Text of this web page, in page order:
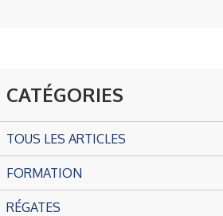
CATÉGORIES
TOUS LES ARTICLES
FORMATION
RÉGATES